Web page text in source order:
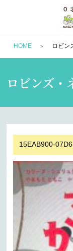
HOME ロビン
ロビンズ・
15EAB900-